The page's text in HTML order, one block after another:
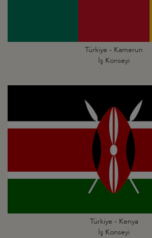
Türkiye - Kamerun
İş Konseyi
Türkiye - Kenya
İş Konseyi